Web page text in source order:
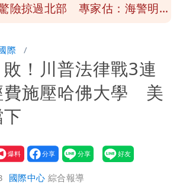
買一整桌卡盒
險掠過北部 專家估：海警明發
能交代」 捐500萬獎學金延續愛
風逼近！鄭明典示警「恐遇黑潮
路徑分歧藏警訊：不利強度維持
際
！川普法律戰3連
費施壓哈佛大學 美
要
爆料國際中心 綜合報導